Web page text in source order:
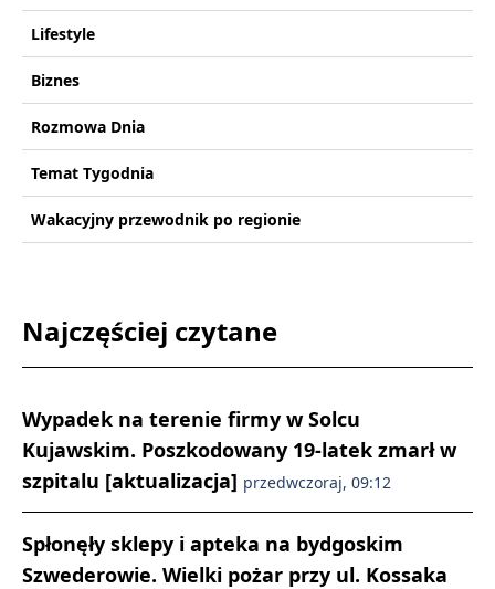
Lifestyle
Biznes
Rozmowa Dnia
Temat Tygodnia
Wakacyjny przewodnik po regionie
Najczęściej czytane
Wypadek na terenie firmy w Solcu
Kujawskim. Poszkodowany 19-latek zmarł w
szpitalu [aktualizacja] przedwczoraj, 09:12
Spłonęły sklepy i apteka na bydgoskim
Szwederowie. Wielki pożar przy ul. Kossaka